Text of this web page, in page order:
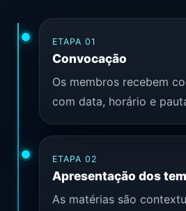
ETAPA 01
Convocação
Os membros recebem
com data, horário e
ETAPA 02
Apresentação dos
As matérias são